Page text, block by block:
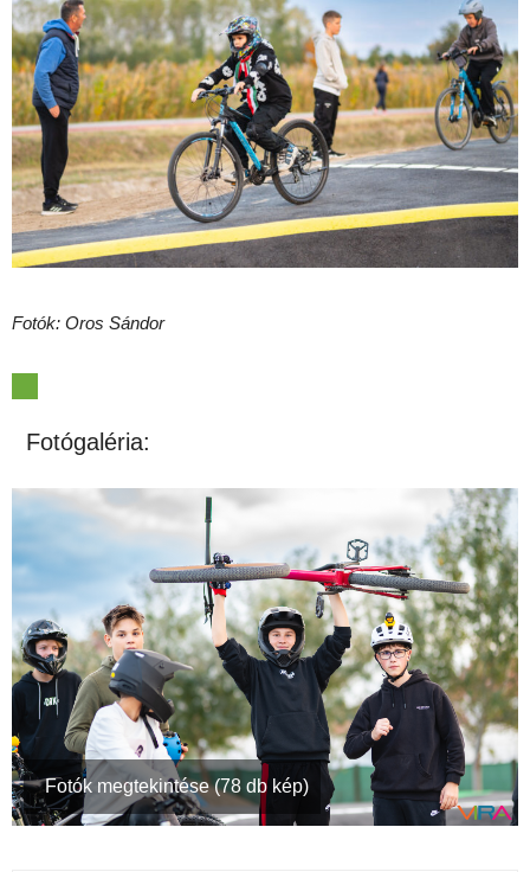
Fotók: Oros Sándor
Fotógaléria:
Fotók megtekintése (78 db kép)